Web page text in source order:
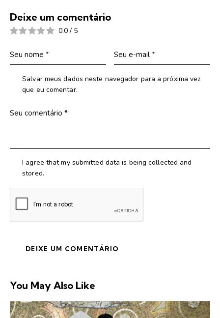
Deixe um comentário
0.0 / 5
Salvar meus dados neste navegador para a próxima vez
que eu comentar.
I agree that my submitted data is being collected and
stored.
You May Also Like